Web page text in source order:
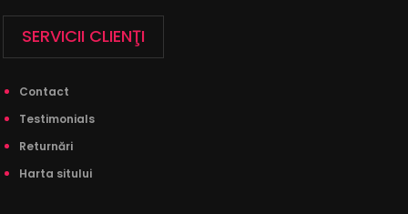
SERVICII CLIENŢI
Contact
Testimonials
Returnări
Harta sitului